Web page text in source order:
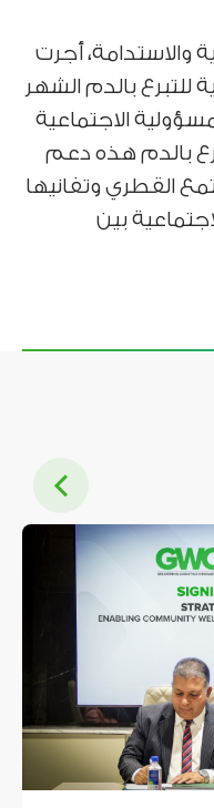
والاستدامة، أجرت
بالدم الشهر
الاجتماعية
بالدم هذه دعم
القطري وتفانيها
بين